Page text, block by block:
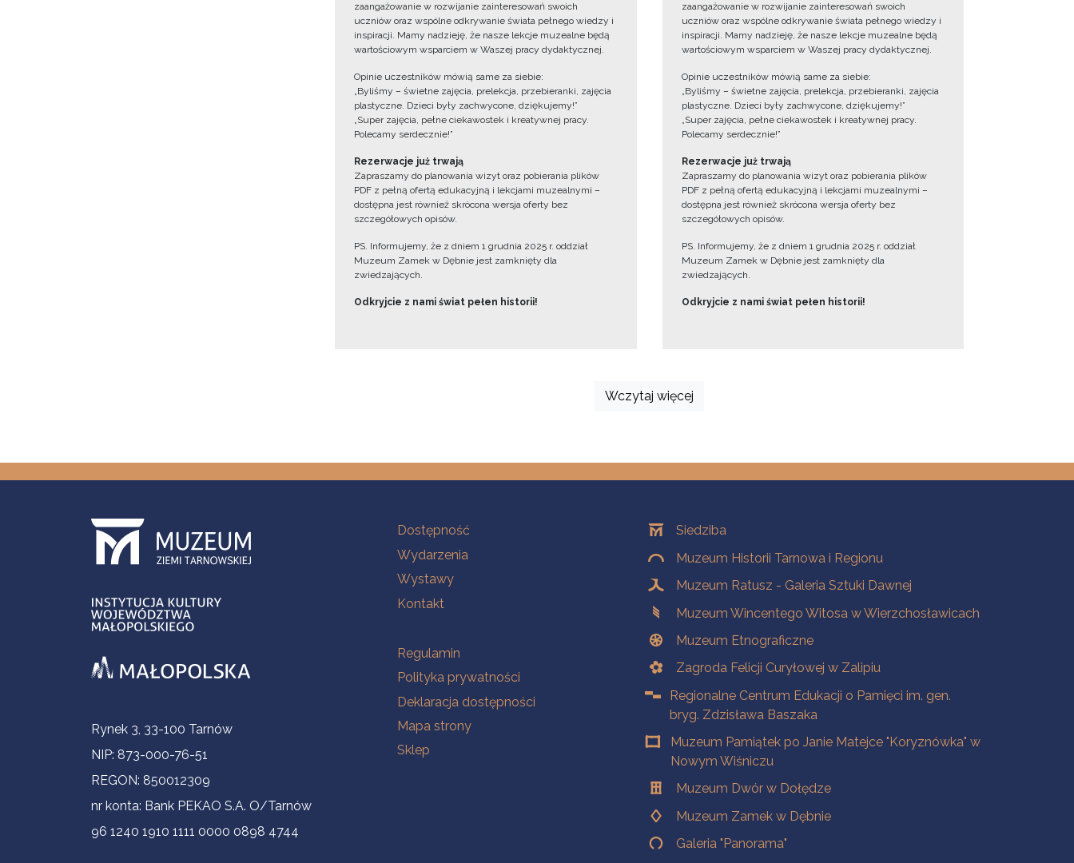
zaangażowanie w rozwijanie zainteresowań swoich
uczniów oraz wspólne odkrywanie świata pełnego wiedzy i
inspiracji. Mamy nadzieję, że nasze lekcje muzealne będą
wartościowym wsparciem w Waszej pracy dydaktycznej.
Opinie uczestników mówią same za siebie:
„Byliśmy – świetne zajęcia, prelekcja, przebieranki, zajęcia
plastyczne. Dzieci były zachwycone, dziękujemy!”
„Super zajęcia, pełne ciekawostek i kreatywnej pracy.
Polecamy serdecznie!”
Rezerwacje już trwają
Zapraszamy do planowania wizyt oraz pobierania plików
PDF z pełną ofertą edukacyjną i lekcjami muzealnymi –
dostępna jest również skrócona wersja oferty bez
szczegółowych opisów.
PS. Informujemy, że z dniem 1 grudnia 2025 r. oddział
Muzeum Zamek w Dębnie jest zamknięty dla
zwiedzających.
Odkryjcie z nami świat pełen historii!
zaangażowanie w rozwijanie zainteresowań swoich
uczniów oraz wspólne odkrywanie świata pełnego wiedzy i
inspiracji. Mamy nadzieję, że nasze lekcje muzealne będą
wartościowym wsparciem w Waszej pracy dydaktycznej.
Opinie uczestników mówią same za siebie:
„Byliśmy – świetne zajęcia, prelekcja, przebieranki, zajęcia
plastyczne. Dzieci były zachwycone, dziękujemy!”
„Super zajęcia, pełne ciekawostek i kreatywnej pracy.
Polecamy serdecznie!”
Rezerwacje już trwają
Zapraszamy do planowania wizyt oraz pobierania plików
PDF z pełną ofertą edukacyjną i lekcjami muzealnymi –
dostępna jest również skrócona wersja oferty bez
szczegółowych opisów.
PS. Informujemy, że z dniem 1 grudnia 2025 r. oddział
Muzeum Zamek w Dębnie jest zamknięty dla
zwiedzających.
Odkryjcie z nami świat pełen historii!
Wczytaj więcej
Informacje kontaktowe
Rynek 3, 33-100 Tarnów
NIP: 873-000-76-51
REGON: 850012309
nr konta: Bank PEKAO S.A. O/Tarnów
96 1240 1910 1111 0000 0898 4744
Na skróty
Dostępność
Wydarzenia
Wystawy
Kontakt
Na skróty
Regulamin
Polityka prywatności
Deklaracja dostępności
Mapa strony
Sklep
OddziałySiedziba
Muzeum Historii Tarnowa i Regionu
Muzeum Ratusz - Galeria Sztuki Dawnej
Muzeum Wincentego Witosa w Wierzchosławicach
Muzeum Etnograficzne
Zagroda Felicji Curyłowej w Zalipiu
Regionalne Centrum Edukacji o Pamięci im. gen.
bryg. Zdzisława Baszaka
Muzeum Pamiątek po Janie Matejce "Koryznówka" w
Nowym Wiśniczu
Muzeum Dwór w Dołędze
Muzeum Zamek w Dębnie
Galeria "Panorama"